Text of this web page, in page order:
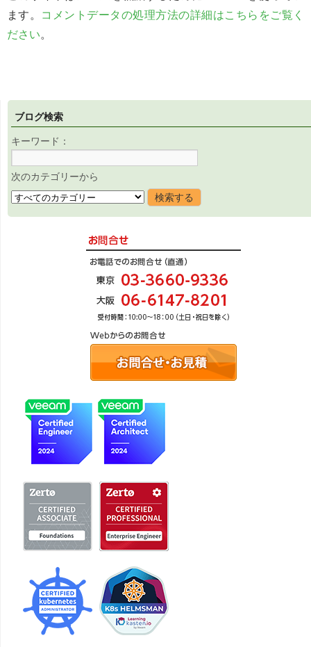
ます。 コメントデータの処理方法の詳細はこちらをご覧く
ださい。
ブログ検索
キーワード：
次のカテゴリーから